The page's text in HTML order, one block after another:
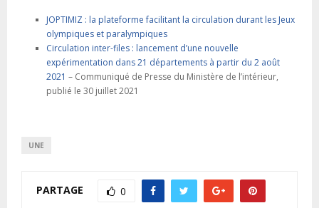
JOPTIMIZ : la plateforme facilitant la circulation durant les Jeux
olympiques et paralympiques
Circulation inter-files : lancement d’une nouvelle
expérimentation dans 21 départements à partir du 2 août
2021 – Communiqué de Presse du Ministère de l’intérieur,
publié le 30 juillet 2021
UNE
PARTAGE 0